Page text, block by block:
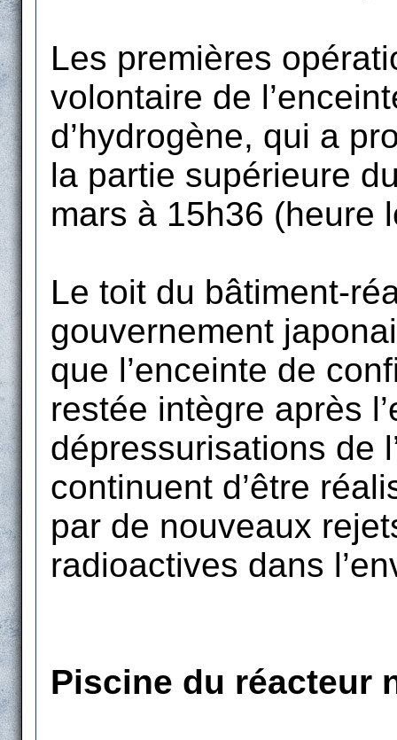
Les premières
volontaire de
d’hydrogène, qui a
la partie supérieure
mars à 15h36 (heure
Le toit du bâtiment-
gouvernement
que l’enceinte de
restée intègre après
dépressurisations de
continuent d’être
par de nouveaux
radioactives dans
Piscine du réacteur